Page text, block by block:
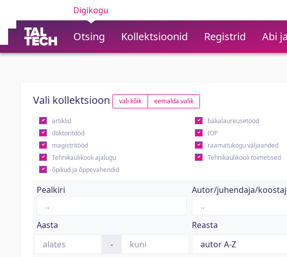
Digikogu
Otsing Kollektsioonid Registrid Abi
Vali kollektsioon vali kõik eemalda valik
artiklid bakalaureusetööd
doktoritööd
IOP
magistritööd
raamatukogu väljaanded
Tehnikaülikooli ajalugu
Tehnikaülikooli toimetised
õpikud ja õppevahendid
Pealkiri Autor/juhendaja/
Aasta
-
Reasta